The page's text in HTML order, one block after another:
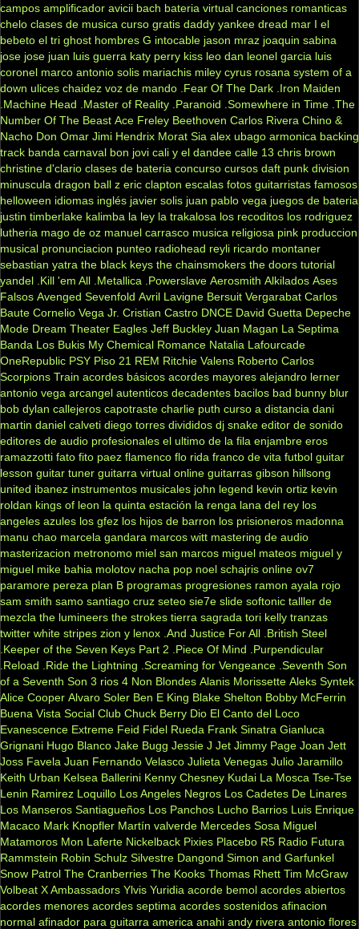
campos amplificador avicii bach bateria virtual canciones romanticas
chelo clases de musica curso gratis daddy yankee dread mar I el
bebeto el tri ghost hombres G intocable jason mraz joaquin sabina
jose jose juan luis guerra katy perry kiss leo dan leonel garcia luis
coronel marco antonio solis mariachis miley cyrus rosana system of a
down ulices chaidez voz de mando .Fear Of The Dark .Iron Maiden
.Machine Head
.Master of Reality .Paranoid .Somewhere in Time .The
Number Of The Beast Ace Freley Beethoven Carlos Rivera Chino &
Nacho Don Omar Jimi Hendrix Morat Sia alex ubago armonica backing
track banda carnaval bon jovi cali y el dandee calle 13 chris brown
christine d'clario clases de bateria concurso cursos daft punk division
minuscula dragon ball z eric clapton escalas fotos guitarristas famosos
helloween idiomas inglés javier solis juan pablo vega juegos de bateria
justin timberlake kalimba la ley la trakalosa los recoditos los rodriguez
lutheria mago de oz manuel carrasco musica religiosa pink produccion
musical pronunciacion punteo radiohead reyli ricardo montaner
sebastian yatra the black keys the chainsmokers the doors tutorial
yandel .Kill 'em All .Metallica .Powerslave Aerosmith Alkilados Ases
Falsos Avenged Sevenfold Avril Lavigne Bersuit Vergarabat Carlos
Baute Cornelio Vega Jr. Cristian Castro DNCE David Guetta Depeche
Mode Dream Theater Eagles Jeff Buckley Juan Magan La Septima
Banda Los Bukis My Chemical Romance Natalia Lafourcade
OneRepublic PSY Piso 21 REM Ritchie Valens Roberto Carlos
Scorpions Train acordes básicos acordes mayores alejandro lerner
antonio vega arcangel autenticos decadentes bacilos bad bunny blur
bob dylan callejeros capotraste charlie puth curso a distancia dani
martin daniel calveti diego torres divididos dj snake editor de sonido
editores de audio profesionales el ultimo de la fila enjambre eros
ramazzotti fato fito paez flamenco flo rida franco de vita futbol guitar
lesson guitar tuner guitarra virtual online guitarras gibson hillsong
united ibanez instrumentos musicales john legend kevin ortiz kevin
roldan kings of leon la quinta estación la renga lana del rey los
angeles azules los gfez los hijos de barron los prisioneros madonna
manu chao marcela gandara marcos witt mastering de audio
masterizacion metronomo miel san marcos miguel mateos miguel y
miguel mike bahia molotov nacha pop noel schajris online ov7
paramore pereza plan B programas progresiones ramon ayala rojo
sam smith samo santiago cruz seteo sie7e slide softonic talller de
mezcla the lumineers the strokes tierra sagrada tori kelly tranzas
twitter white stripes zion y lenox .And Justice For All .British Steel
.Keeper of the Seven Keys Part 2
.Piece Of Mind
.Purpendicular
.Reload
.Ride the Lightning .Screaming for Vengeance .Seventh Son
of a Seventh Son 3 rios 4 Non Blondes Alanis Morissette Aleks Syntek
Alice Cooper Alvaro Soler Ben E King Blake Shelton Bobby McFerrin
Buena Vista Social Club Chuck Berry Dio El Canto del Loco
Evanescence Extreme Feid Fidel Rueda Frank Sinatra Gianluca
Grignani Hugo Blanco Jake Bugg Jessie J Jet Jimmy Page Joan Jett
Joss Favela Juan Fernando Velasco Julieta Venegas Julio Jaramillo
Keith Urban Kelsea Ballerini Kenny Chesney Kudai La Mosca Tse-Tse
Lenin Ramirez Loquillo Los Angeles Negros Los Cadetes De Linares
Los Manseros Santiagueños Los Panchos Lucho Barrios Luis Enrique
Macaco Mark Knopfler Martín valverde Mercedes Sosa Miguel
Matamoros Mon Laferte Nickelback Pixies Placebo R5 Radio Futura
Rammstein Robin Schulz Silvestre Dangond Simon and Garfunkel
Snow Patrol The Cranberries The Kooks Thomas Rhett Tim McGraw
Volbeat X Ambassadors Ylvis Yuridia acorde bemol acordes abiertos
acordes menores acordes septima acordes sostenidos afinacion
normal afinador para guitarra america anahi andy rivera antonio flores